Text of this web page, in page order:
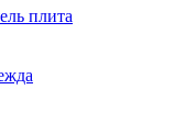
плита